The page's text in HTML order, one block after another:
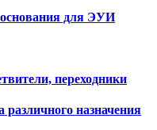
для ЭУИ
переходники
различного назначения